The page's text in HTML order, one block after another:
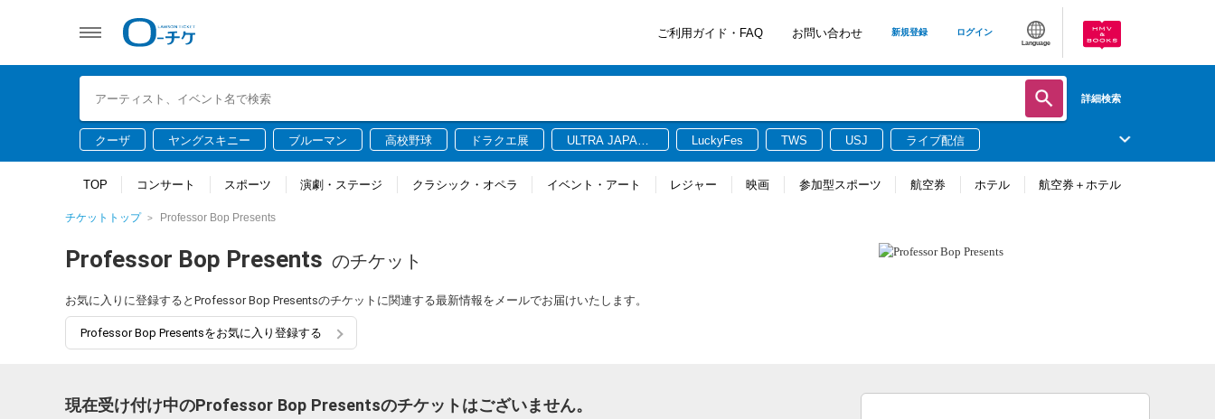
ご利用ガイド・FAQ お問い合わせ 新規登録 ログイン
Language
詳細検索
クーザ ヤングスキニー ブルーマン 高校野球 ドラクエ展
ULTRA JAPAN
LuckyFes TWS USJ ライブ配信
TOP コンサート スポーツ 演劇・ステージ クラシック・オペラ イベント・アート レジャー 映画 参加型スポーツ 航空券 ホテル 航空券＋ホテル
チケットトップ Professor Bop Presents
Professor Bop Presents のチケット
お気に入りに登録するとProfessor Bop Presentsのチケットに関連する最新情報をメールでお届けいたします。
Professor Bop Presentsをお気に入り登録する
現在受け付け中のProfessor Bop Presentsのチケットはございません。